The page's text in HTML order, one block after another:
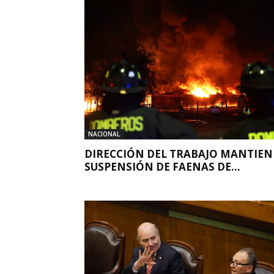
NACIONAL
DIRECCIÓN DEL TRABAJO
SUSPENSIÓN DE FAENAS DE...